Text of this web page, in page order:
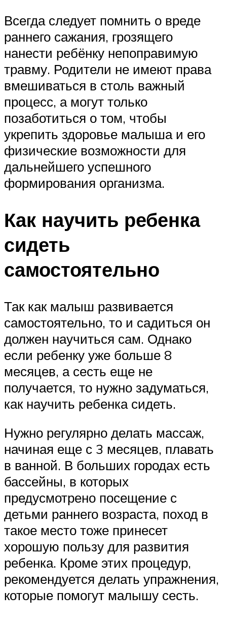
Всегда следует помнить о вреде
раннего сажания, грозящего
нанести ребёнку непоправимую
травму. Родители не имеют права
вмешиваться в столь важный
процесс, а могут только
позаботиться о том, чтобы
укрепить здоровье малыша и его
физические возможности для
дальнейшего успешного
формирования организма.
Как научить ребенка
сидеть
самостоятельно
Так как малыш развивается
самостоятельно, то и садиться он
должен научиться сам. Однако
если ребенку уже больше 8
месяцев, а сесть еще не
получается, то нужно задуматься,
как научить ребенка сидеть.
Нужно регулярно делать массаж,
начиная еще с 3 месяцев, плавать
в ванной. В больших городах есть
бассейны, в которых
предусмотрено посещение с
детьми раннего возраста, поход в
такое место тоже принесет
хорошую пользу для развития
ребенка. Кроме этих процедур,
рекомендуется делать упражнения,
которые помогут малышу сесть.